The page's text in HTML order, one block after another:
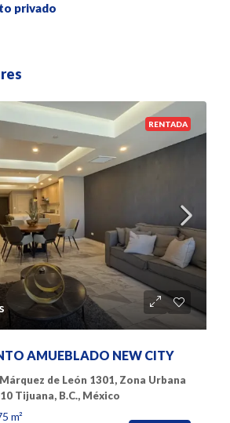
privado
RENTADA
AMUEBLADO NEW CITY
de León 1301, Zona Urbana
Tijuana, B.C., México
m²